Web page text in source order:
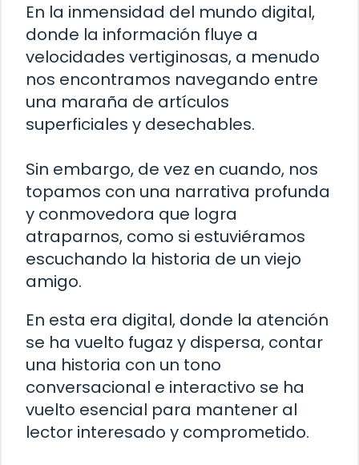
En la inmensidad del mundo digital,
donde la información fluye a
velocidades vertiginosas, a menudo
nos encontramos navegando entre
una maraña de artículos
superficiales y desechables.
Sin embargo, de vez en cuando, nos
topamos con una narrativa profunda
y conmovedora que logra
atraparnos, como si estuviéramos
escuchando la historia de un viejo
amigo.
En esta era digital, donde la atención
se ha vuelto fugaz y dispersa, contar
una historia con un tono
conversacional e interactivo se ha
vuelto esencial para mantener al
lector interesado y comprometido.